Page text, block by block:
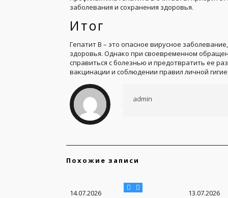
заболевания и сохранения здоровья.
Итог
Гепатит В – это опасное вирусное
здоровья. Однако при своевременном
справиться с болезнью и предотвратить ее
вакцинации и соблюдении правил личной
admin
Похожие записи
14.07.2026
13.07.2026